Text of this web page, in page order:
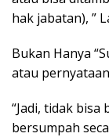
hak jabatan), ”
Bukan Hanya
atau
“Jadi, tidak
bersumpah